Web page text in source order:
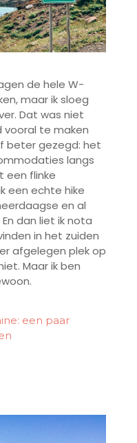
de hele W-
maar ik sloeg
Dat was niet
vooral te maken
beter gezegd: het
langs
een flinke
een echte hike
en al
dan liet ik nota
in het zuiden
afgelegen plek op
Maar ik ben
een paar